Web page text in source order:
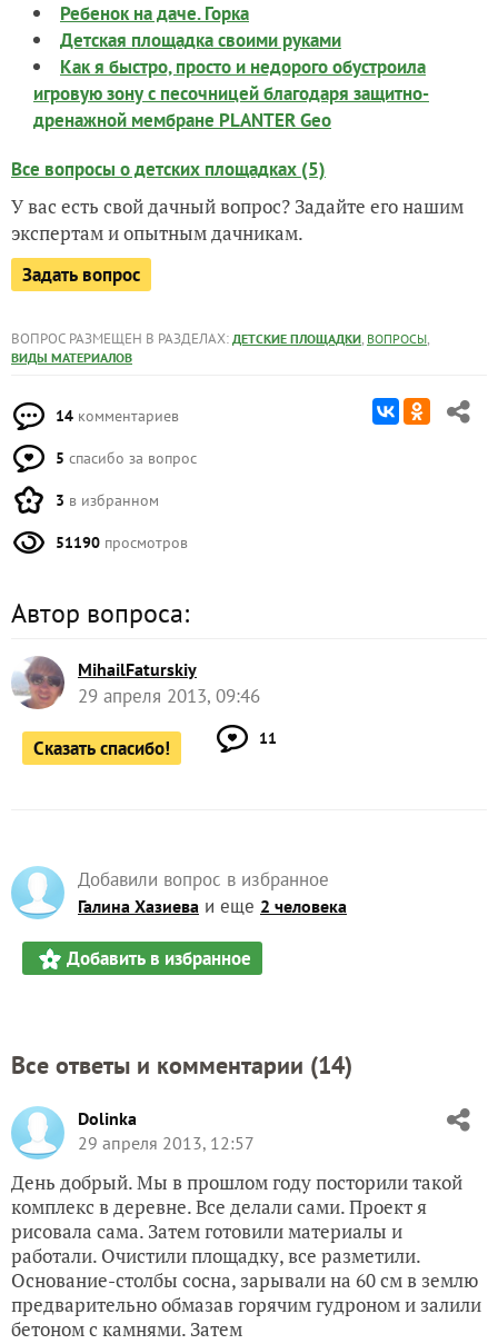
Ребенок на даче. Горка
Детская площадка своими руками
Как я быстро, просто и недорого обустроила
игровую зону с песочницей благодаря защитно-
дренажной мембране PLANTER Geo
Все вопросы о детских площадках (5)
У вас есть свой дачный вопрос? Задайте его нашим
экспертам и опытным дачникам.
Задать вопрос
ВОПРОС РАЗМЕЩЕН В РАЗДЕЛАХ: ДЕТСКИЕ ПЛОЩАДКИ, ВОПРОСЫ,
ВИДЫ МАТЕРИАЛОВ
14 комментариев
5 спасибо за вопрос
3 в избранном
51190 просмотров
Автор вопроса:
MihailFaturskiy
29 апреля 2013, 09:46
Сказать спасибо! 11
Добавили вопрос в избранное
Галина Хазиева и еще 2 человека
Добавить в избранное
Все ответы и комментарии (14)
Dolinka
29 апреля 2013, 12:57
День добрый. Мы в прошлом году посторили такой
комплекс в деревне. Все делали сами. Проект я
рисовала сама. Затем готовили материалы и
работали. Очистили площадку, все разметили.
Основание-столбы сосна, зарывали на 60 см в землю
предварительно обмазав горячим гудроном и залили
бетоном с камнями. Затем